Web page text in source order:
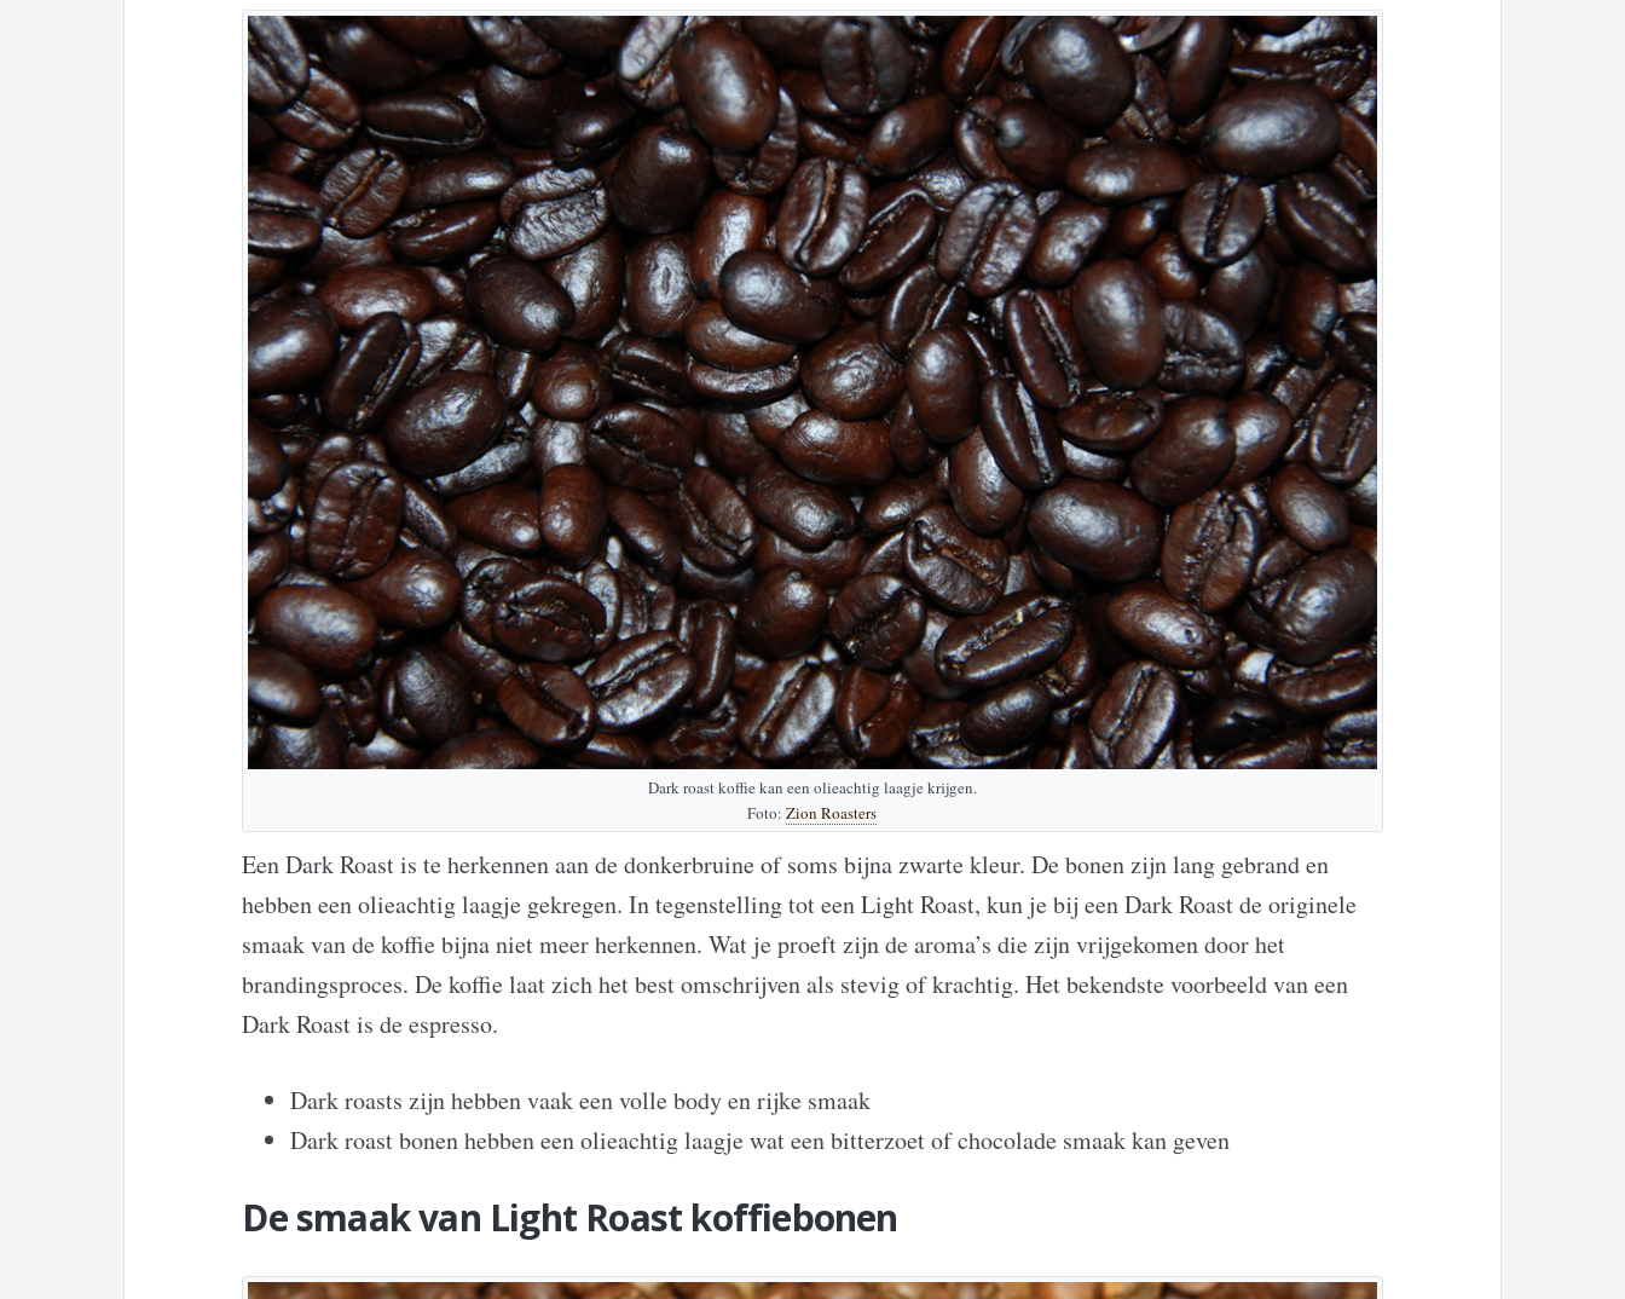
Dark roast koffie kan een olieachtig laagje krijgen.
Foto:Zion Roasters
Een Dark Roast is te herkennen aan de donkerbruine of soms bijna zwarte kleur. De bonen zijn lang gebrand en
hebben een olieachtig laagje gekregen. In tegenstelling tot een Light Roast, kun je bij een Dark Roast de originele
smaak van de koffie bijna niet meer herkennen. Wat je proeft zijn de aroma’s die zijn vrijgekomen door het
brandingsproces. De koffie laat zich het best omschrijven als stevig of krachtig. Het bekendste voorbeeld van een
Dark Roast is de espresso.
Dark roasts zijn hebben vaak een volle body en rijke smaak
Dark roast bonen hebben een olieachtig laagje wat een bitterzoet of chocolade smaak kan geven
De smaak van Light Roast koffiebonen